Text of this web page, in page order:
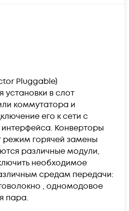
Pluggable)
установки в слот
коммутатора и
его к сети с
Конверторы
режим горячей замены
различные модули,
необходимое
средам передачи:
, одномодовое
пара.